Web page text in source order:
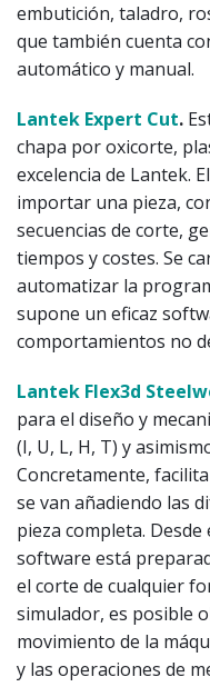
embutición, taladro,
que también cuenta
automático y manual.
Lantek Expert Cut.
chapa por oxicorte,
excelencia de Lantek.
importar una pieza,
secuencias de corte,
tiempos y costes. Se
automatizar la
supone un eficaz
comportamientos no
Lantek Flex3d
para el diseño y
(I, U, L, H, T) y
Concretamente,
se van añadiendo las
pieza completa.
software está
el corte de cualquier
simulador, es posible
movimiento de la
y las operaciones de